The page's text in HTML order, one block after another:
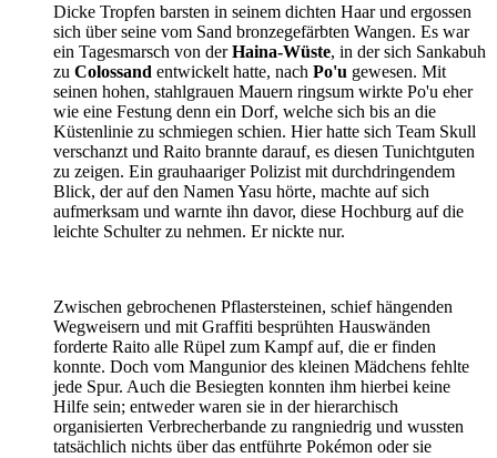
Dicke Tropfen barsten in seinem dichten Haar und ergossen
sich über seine vom Sand bronzegefärbten Wangen. Es war
ein Tagesmarsch von derHaina-Wüste, in der sich Sankabuh
zu Colossand entwickelt hatte, nach Po'u gewesen. Mit
seinen hohen, stahlgrauen Mauern ringsum wirkte Po'u eher
wie eine Festung denn ein Dorf, welche sich bis an die
Küstenlinie zu schmiegen schien. Hier hatte sich Team Skull
verschanzt und Raito brannte darauf, es diesen Tunichtguten
zu zeigen. Ein grauhaariger Polizist mit durchdringendem
Blick, der auf den Namen Yasu hörte, machte auf sich
aufmerksam und warnte ihn davor, diese Hochburg auf die
leichte Schulter zu nehmen. Er nickte nur.
Zwischen gebrochenen Pflastersteinen, schief hängenden
Wegweisern und mit Graffiti besprühten Hauswänden
forderte Raito alle Rüpel zum Kampf auf, die er finden
konnte. Doch vom Mangunior des kleinen Mädchens fehlte
jede Spur. Auch die Besiegten konnten ihm hierbei keine
Hilfe sein; entweder waren sie in der hierarchisch
organisierten Verbrecherbande zu rangniedrig und wussten
tatsächlich nichts über das entführte Pokémon oder sie